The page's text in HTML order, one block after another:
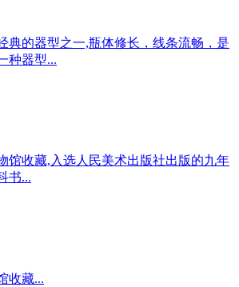
典的器型之一,瓶体修长，线条流畅，是
种器型...
馆收藏,入选人民美术出版社出版的九年
书...
收藏...